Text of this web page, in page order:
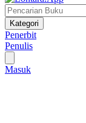
Kategori
Penerbit
Penulis
Masuk